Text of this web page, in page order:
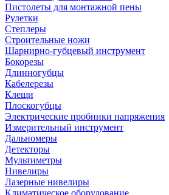
Пистолеты для монтажной пены
Рулетки
Степлеры
Строительные ножи
Шарнирно-губцевый инструмент
Бокорезы
Длинногубцы
Кабелерезы
Клещи
Плоскогубцы
Электрические пробники напряжения
Измерительный инструмент
Дальномеры
Детекторы
Мультиметры
Нивелиры
Лазерные нивелиры
Климатическое оборудование